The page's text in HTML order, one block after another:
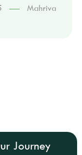
Mahriva
Journey